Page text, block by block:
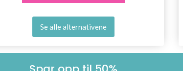
Se alle alternativene